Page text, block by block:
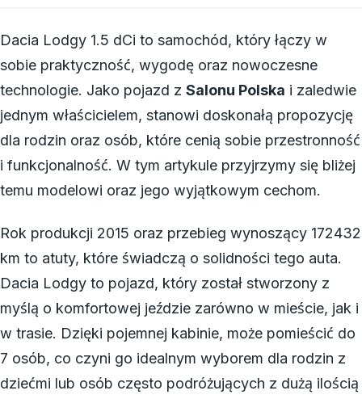
Dacia Lodgy 1.5 dCi to samochód, który łączy w
sobie praktyczność, wygodę oraz nowoczesne
technologie. Jako pojazd z Salonu Polska i zaledwie
jednym właścicielem, stanowi doskonałą propozycję
dla rodzin oraz osób, które cenią sobie przestronność
i funkcjonalność. W tym artykule przyjrzymy się bliżej
temu modelowi oraz jego wyjątkowym cechom.
Rok produkcji 2015 oraz przebieg wynoszący 172432
km to atuty, które świadczą o solidności tego auta.
Dacia Lodgy to pojazd, który został stworzony z
myślą o komfortowej jeździe zarówno w mieście, jak i
w trasie. Dzięki pojemnej kabinie, może pomieścić do
7 osób, co czyni go idealnym wyborem dla rodzin z
dziećmi lub osób często podróżujących z dużą ilością